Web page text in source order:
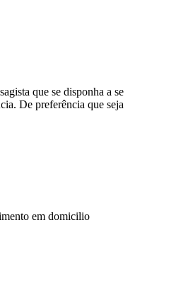
que se disponha a se
De preferência que seja
em domicilio